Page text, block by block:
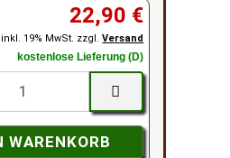
22,90 €
inkl. 19% MwSt. zzgl.Versand
kostenlose Lieferung (D)